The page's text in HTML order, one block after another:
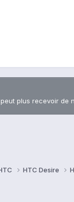
plus recevoir de
HTC Desire